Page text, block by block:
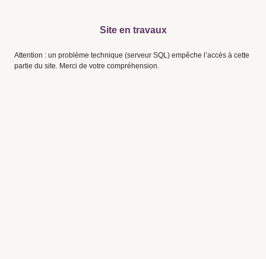
Site en travaux
Attention : un problème technique (serveur SQL) empêche l’accès à cette
partie du site. Merci de votre compréhension.